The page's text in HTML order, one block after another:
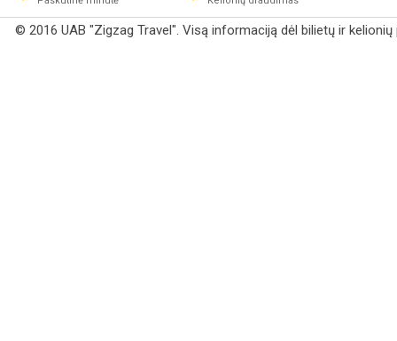
© 2016 UAB "Zigzag Travel". Visą informaciją dėl bilietų ir